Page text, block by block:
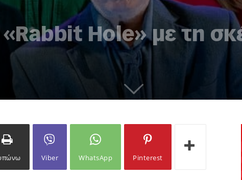
«Rabbit Hole» με τη
Viber WhatsApp Pinterest